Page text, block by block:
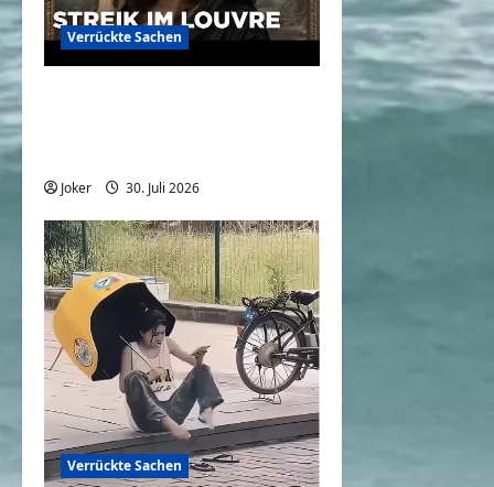
Verrückte Sachen
Joker 30. Juli 2026
Verrückte Sachen